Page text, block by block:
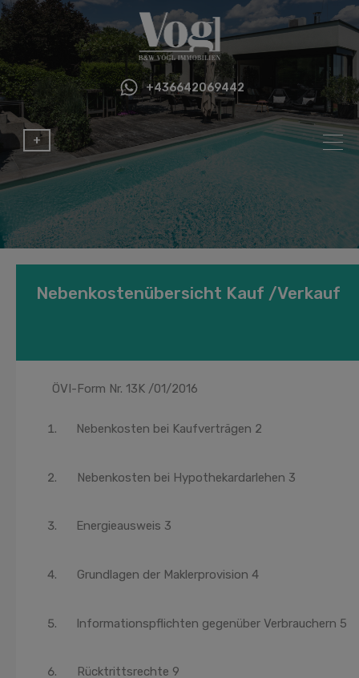
+436642069442
+
Nebenkostenübersicht Kauf /Verkauf
ÖVI-Form Nr. 13K /01/2016
Nebenkosten bei Kaufverträgen 2
Nebenkosten bei Hypothekardarlehen 3
Energieausweis 3
Grundlagen der Maklerprovision 4
Informationspflichten gegenüber Verbrauchern 5
Rücktrittsrechte 9